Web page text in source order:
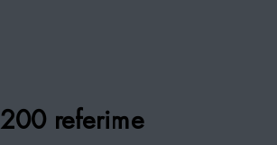
200 referime